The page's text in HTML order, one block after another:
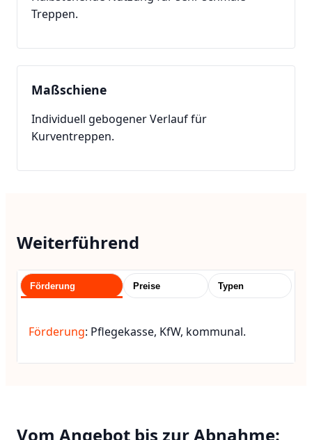
Treppen.
Maßschiene
Individuell gebogener Verlauf für
Kurventreppen.
Weiterführend
Förderung Preise Typen
Förderung: Pflegekasse, KfW, kommunal.
Vom Angebot bis zur Abnahme: